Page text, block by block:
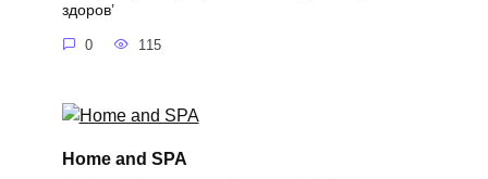
здоров’
0 115
Home and SPA